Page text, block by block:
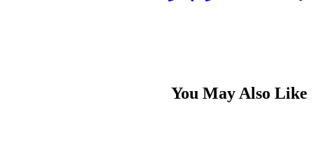
You May Also Like